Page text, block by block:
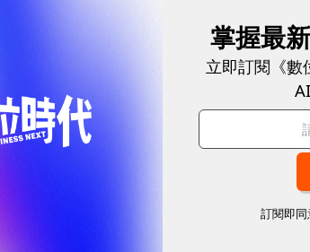
行
數聚集
輪，打
掌握最
立即訂閱《數
訂閱即同